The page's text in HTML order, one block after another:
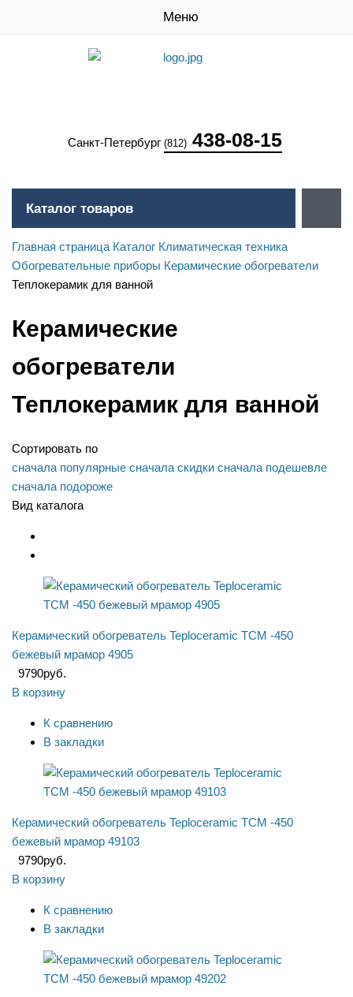
Меню
Санкт-Петербург (812) 438-08-15
Каталог товаров
Главная страница Каталог Климатическая техника
Обогревательные приборы Керамические обогреватели
Теплокерамик для ванной
Керамические
обогреватели
Теплокерамик для ванной
Сортировать по
сначала популярные сначала скидки сначала подешевле
сначала подороже
Вид каталога
Керамический обогреватель Teploceramic TCM -450
бежевый мрамор 4905
9790руб.
В корзину
К сравнению
В закладки
Керамический обогреватель Teploceramic TCM -450
бежевый мрамор 49103
9790руб.
В корзину
К сравнению
В закладки